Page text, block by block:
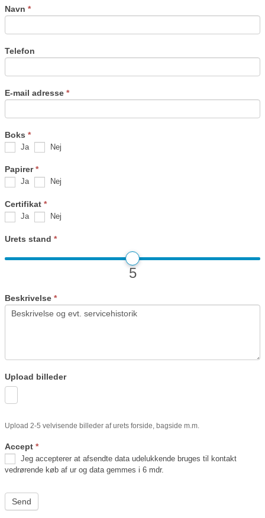
Navn *
Telefon
E-mail adresse *
Boks *
Ja Nej
Papirer*
Ja Nej
Certifikat *
Ja Nej
Urets stand *
5
Beskrivelse *
Upload billeder
Upload 2-5 velvisende billeder af urets forside, bagside m.m.
Accept *
vedrørende køb af ur og data gemmes i 6 mdr.
Send